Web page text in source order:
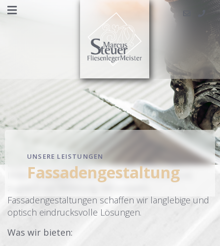
Sprache
UNSERE LEISTUNGEN
Fassadengestaltung
Eine ansprechend gestaltete Fassade verleiht
Ihrem Gebäude Persönlichkeit und schützt es
Fassadengestaltungen schaffen wir langlebige und
optisch eindrucksvolle Lösungen.
Was wir bieten: